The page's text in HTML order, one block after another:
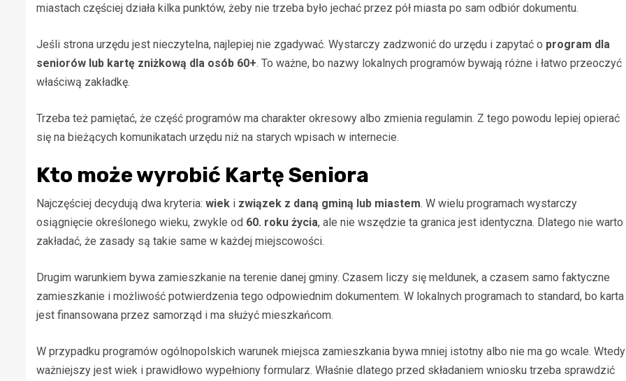
miastach częściej działa kilka punktów, żeby nie trzeba było jechać przez pół miasta po sam odbiór dokumentu.
Jeśli strona urzędu jest nieczytelna, najlepiej nie zgadywać. Wystarczy zadzwonić do urzędu i zapytać o program dla
seniorów lub kartę zniżkową dla osób 60+. To ważne, bo nazwy lokalnych programów bywają różne i łatwo przeoczyć
właściwą zakładkę.
Trzeba też pamiętać, że część programów ma charakter okresowy albo zmienia regulamin. Z tego powodu lepiej opierać
się na bieżących komunikatach urzędu niż na starych wpisach w internecie.
Kto może wyrobić Kartę Seniora
Najczęściej decydują dwa kryteria: wiek i związek z daną gminą lub miastem. W wielu programach wystarczy
osiągnięcie określonego wieku, zwykle od 60. roku życia, ale nie wszędzie ta granica jest identyczna. Dlatego nie warto
zakładać, że zasady są takie same w każdej miejscowości.
Drugim warunkiem bywa zamieszkanie na terenie danej gminy. Czasem liczy się meldunek, a czasem samo faktyczne
zamieszkanie i możliwość potwierdzenia tego odpowiednim dokumentem. W lokalnych programach to standard, bo karta
jest finansowana przez samorząd i ma służyć mieszkańcom.
W przypadku programów ogólnopolskich warunek miejsca zamieszkania bywa mniej istotny albo nie ma go wcale. Wtedy
ważniejszy jest wiek i prawidłowo wypełniony formularz. Właśnie dlatego przed składaniem wniosku trzeba sprawdzić